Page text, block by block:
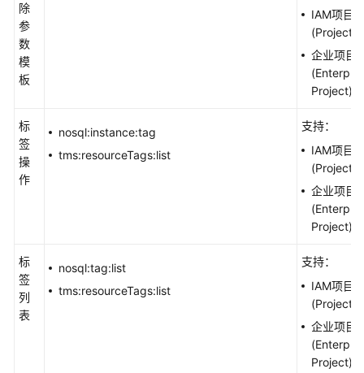
除
参
数
模
板
IAM项目
(Project)
企业项目
Project)
标
签
操
作
nosql:instance:tag
tms:resourceTags:list
支持：
IAM项目
(Project)
企业项目
Project)
标
签
列
表
nosql:tag:list
tms:resourceTags:list
支持：
IAM项目
(Project)
企业项目
Project)